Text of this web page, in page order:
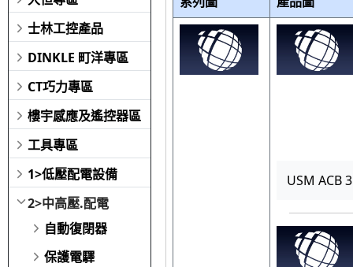
士林工控產品
DINKLE 町洋專區
CT巧力專區
樓宇感應及遙控器區
工具專區
1>低壓配電設備
2>中高壓.配電
自動復閉器
保護電驛
USM ACB